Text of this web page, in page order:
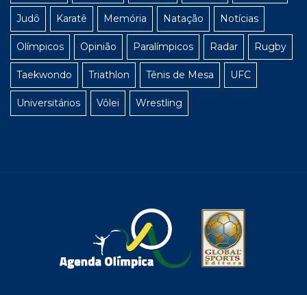
Judô Karatê Memória Natação Notícias
Olímpicos Opinião Paralímpicos Radar Rugby
Taekwondo Triathlon Tênis de Mesa UFC
Universitários Vôlei Wrestling